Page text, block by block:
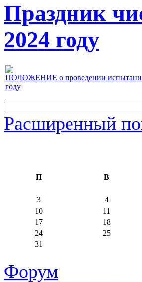
Праздник
2024 году
ПОЛОЖЕНИЕ о проведении испытаний
году
Расширенный
П В
3 4
10
11
17
18
24
25
31
Форум